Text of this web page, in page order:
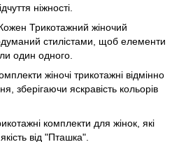
ніжності.
Трикотажний жіночий
стилістами, щоб елементи
один одного.
жіночі трикотажні відмінно
зберігаючи яскравість кольорів
комплекти для жінок, які
від "Пташка".